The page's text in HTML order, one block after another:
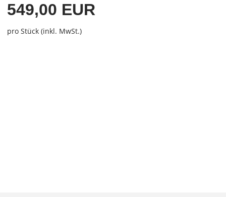
549,00 EUR
pro Stück (inkl. MwSt.)